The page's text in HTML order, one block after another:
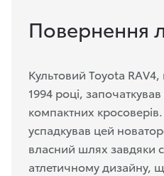
Повернення
Культовий Toyota
1994 році,
компактних
успадкував цей
власний шлях завдяки
атлетичному дизайну,